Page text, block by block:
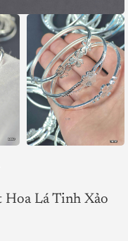
Hoa Lá Tinh Xảo